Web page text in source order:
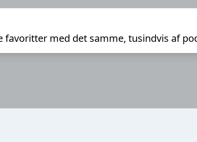
med det samme, tusindvis af